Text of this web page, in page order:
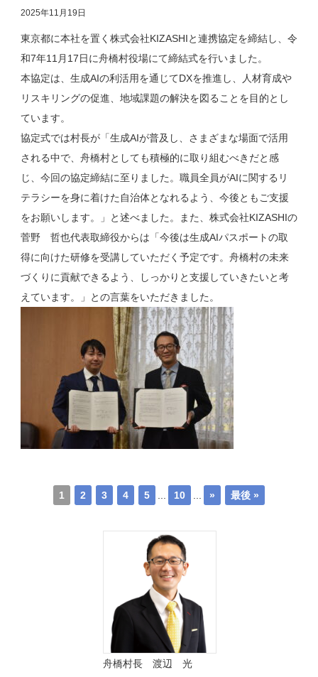
2025年11月19日
東京都に本社を置く株式会社KIZASHIと連携協定を締結し、令
和7年11月17日に舟橋村役場にて締結式を行いました。
本協定は、生成AIの利活用を通じてDXを推進し、人材育成や
リスキリングの促進、地域課題の解決を図ることを目的とし
ています。
協定式では村長が「生成AIが普及し、さまざまな場面で活用
される中で、舟橋村としても積極的に取り組むべきだと感
じ、今回の協定締結に至りました。職員全員がAIに関するリ
テラシーを身に着けた自治体となれるよう、今後ともご支援
をお願いします。」と述べました。また、株式会社KIZASHIの
菅野 哲也代表取締役からは「今後は生成AIパスポートの取
得に向けた研修を受講していただく予定です。舟橋村の未来
づくりに貢献できるよう、しっかりと支援していきたいと考
えています。」との言葉をいただきました。
1 2 3 4 5 10 » 最後 »
舟橋村長 渡辺 光